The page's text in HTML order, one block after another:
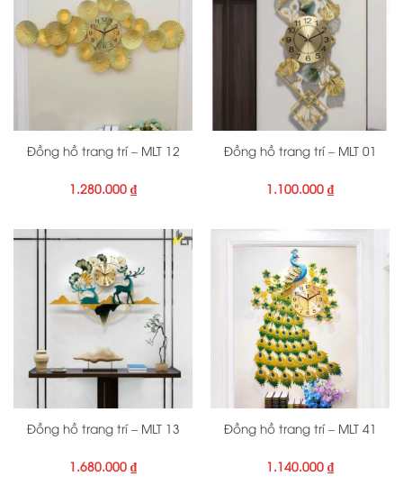
Đồng hồ trang trí – MLT 12
1.280.000 ₫
Đồng hồ trang trí – MLT 01
1.100.000 ₫
Đồng hồ trang trí – MLT 13
1.680.000 ₫
Đồng hồ trang trí – MLT 41
1.140.000 ₫